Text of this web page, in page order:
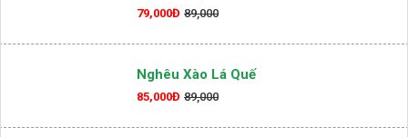
79,000Đ 89,000
Nghêu Xào Lá Quế
85,000Đ 89,000